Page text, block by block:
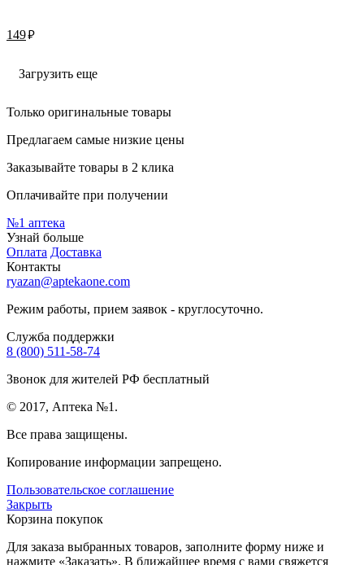
149руб.
Загрузить еще
Только оригинальные товары
Предлагаем самые низкие цены
Заказывайте товары в 2 клика
Оплачивайте при получении
№1 аптека
Узнай больше
Оплата Доставка
Контакты
ryazan@aptekaone.com
Режим работы, прием заявок - круглосуточно.
Служба поддержки
8 (800) 511-58-74
Звонок для жителей РФ бесплатный
© 2017, Аптека №1.
Все права защищены.
Копирование информации запрещено.
Пользовательское соглашение
Закрыть
Корзина покупок
Для заказа выбранных товаров, заполните форму ниже и
нажмите «Заказать». В ближайшее время с вами свяжется